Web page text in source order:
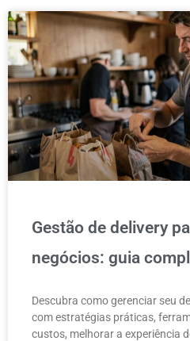
Gestão de delivery
negócios: guia
Descubra como gerenciar seu
com estratégias práticas,
custos, melhorar a experiência